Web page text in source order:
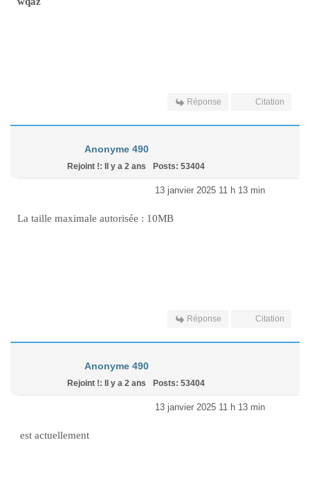
Réponse Citation
Anonyme 490
Rejoint !: Il y a 2 ans Posts: 53404
13 janvier 2025 11 h 13 min
La taille maximale autorisée : 10MB
Réponse Citation
Anonyme 490
Rejoint !: Il y a 2 ans Posts: 53404
13 janvier 2025 11 h 13 min
est actuellement